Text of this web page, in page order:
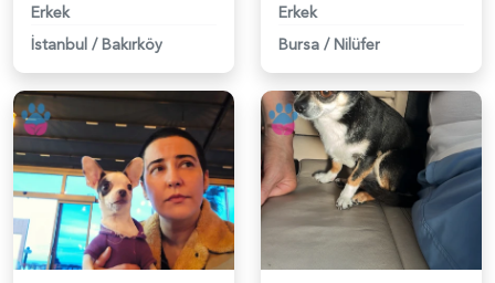
Erkek
İstanbul / Bakırköy
Erkek
Bursa / Nilüfer